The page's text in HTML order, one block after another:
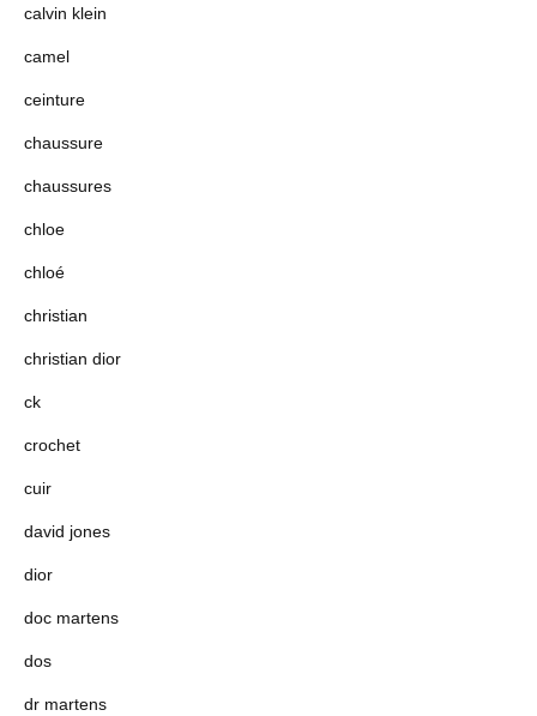
calvin klein
camel
ceinture
chaussure
chaussures
chloe
chloé
christian
christian dior
ck
crochet
cuir
david jones
dior
doc martens
dos
dr martens